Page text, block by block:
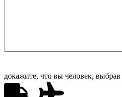
докажите, что вы человек, выбрав